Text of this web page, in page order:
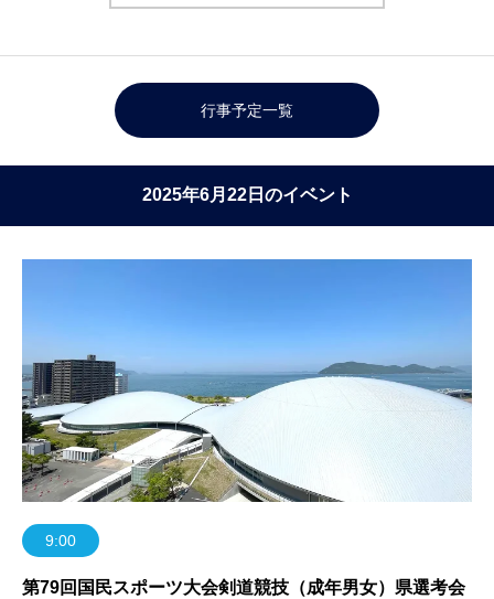
行事予定一覧
2025年6月22日のイベント
9:00
第79回国民スポーツ大会剣道競技（成年男女）県選考会